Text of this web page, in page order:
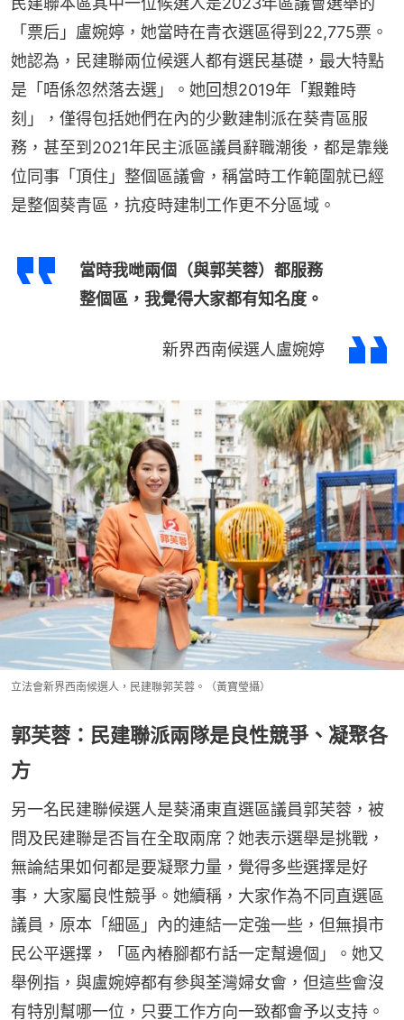
「票后」盧婉婷，她當時在青衣選區得到22,775票。
她認為，民建聯兩位候選人都有選民基礎，最大特點
是「唔係忽然落去選」。她回想2019年「艱難時
刻」，僅得包括她們在內的少數建制派在葵青區服
務，甚至到2021年民主派區議員辭職潮後，都是靠幾
位同事「頂住」整個區議會，稱當時工作範圍就已經
是整個葵青區，抗疫時建制工作更不分區域。
當時我哋兩個（與郭芙蓉）都服務
整個區，我覺得大家都有知名度。
新界西南候選人盧婉婷
立法會新界西南候選人，民建聯郭芙蓉。（黃寶瑩攝）
郭芙蓉：民建聯派兩隊是良性競爭、凝聚各
方
另一名民建聯候選人是葵涌東直選區議員郭芙蓉，被
問及民建聯是否旨在全取兩席？她表示選舉是挑戰，
無論結果如何都是要凝聚力量，覺得多些選擇是好
事，大家屬良性競爭。她續稱，大家作為不同直選區
議員，原本「細區」內的連結一定強一些，但無損市
民公平選擇，「區內樁腳都冇話一定幫邊個」。她又
舉例指，與盧婉婷都有參與荃灣婦女會，但這些會沒
有特別幫哪一位，只要工作方向一致都會予以支持。